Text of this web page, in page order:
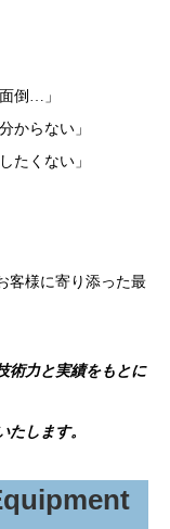
倒…」
からない」
たくない」
客様に寄り添った最
術力と実績をもとに
します。